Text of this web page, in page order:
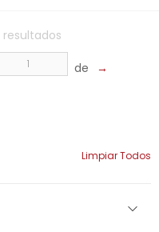
resultados
de →
Limpiar Todos